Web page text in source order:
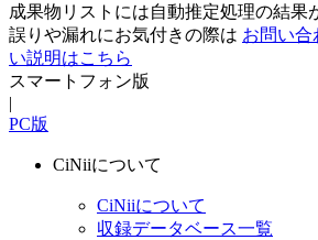
成果物リストには自動推定処理の結果
誤りや漏れにお気付きの際は お問い合
い説明はこちら
スマートフォン版
|
PC版
CiNiiについて
CiNiiについて
収録データベース一覧